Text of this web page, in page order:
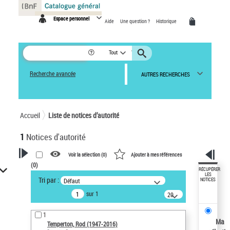
Espace personnel Aide Une question ? Historique
Tout
Recherche avancée AUTRES RECHERCHES
Accueil Liste de notices d’autorité
1 Notices d'autorité
VOTRE RECHERCHE
Recherche avancée dans les
notices d’autorité
Œuvres liées à l'auteur :
Temperton, Rod (1947-2016)
Voir la sélection (0) Ajouter à mes références
(0)
Tri par : Défaut
sur 1
20
résultats/page
1
Temperton, Rod (1947-2016)
RÉCUPÉRER
LES
NOTICES
Ma
Panneau de gestion des cookies